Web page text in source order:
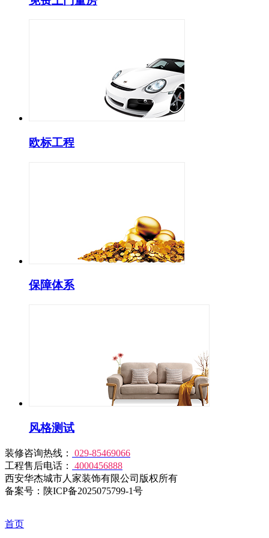
欧标工程
保障体系
风格测试
装修咨询热线：
029-85469066
工程售后电话：
4000456888
西安华杰城市人家装饰有限公司版权所有
备案号：陕ICP备2025075799-1号
首页